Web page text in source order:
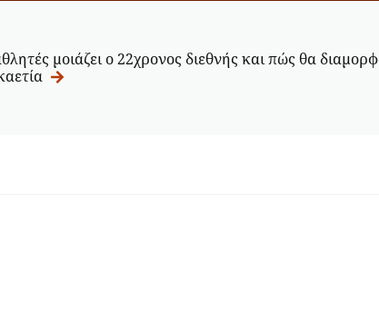
μοιάζει ο 22χρονος διεθνής και πώς θα